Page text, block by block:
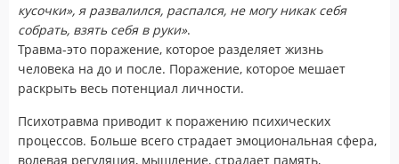
кусочки», я развалился, распался, не могу никак себя
собрать, взять себя в руки».
Травма-это поражение, которое разделяет жизнь
человека на до и после. Поражение, которое мешает
раскрыть весь потенциал личности.
Психотравма приводит к поражению психических
процессов. Больше всего страдает эмоциональная сфера,
волевая регуляция, мышление, страдает память,